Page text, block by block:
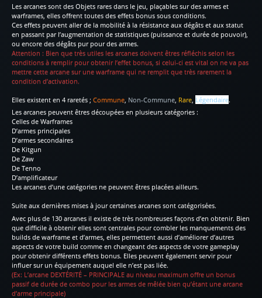
Les arcanes sont des Objets rares dans le jeu, plaçables sur des armes et
warframes, elles offrent toutes des effets bonus sous conditions.
Ces effets peuvent aller de la mobilité à la résistance aux dégâts et aux statut
en passant par l’augmentation de statistiques (puissance et durée de pouvoir),
ou encore des dégâts pur pour des armes.
Attention : Bien que très utiles les arcanes doivent êtres réfléchis selon les
conditions à remplir pour obtenir l’effet bonus, si celui-ci est vital on ne va pas
mettre cette arcane sur une warframe qui ne remplit que très rarement la
condition d’activation.
Elles existent en 4 raretés ; Commune Non-Commune Rare Légendaire.
Les arcanes peuvent êtres découpées en plusieurs catégories :
Celles de Warframes
D’armes principales
D’armes secondaires
De Kitgun
De Zaw
De Tenno
D’amplificateur
Les arcanes d’une catégories ne peuvent êtres placées ailleurs.
Suite aux dernières mises à jour certaines arcanes sont catégorisées.
Avec plus de 130 arcanes il existe de très nombreuses façons d’en obtenir. Bien
que difficile à obtenir elles sont centrales pour combler les manquements des
builds de warframe et d’armes, elles permettent aussi d’améliorer d’autres
aspects de votre build comme en changeant des aspects de votre gameplay
pour obtenir différents effets bonus. Elles peuvent également servir pour
influer sur un équipement auquel elle n’est pas liée.
(Ex: L’arcane DEXTÉRITÉ – PRINCIPALE au niveau maximum offre un bonus
passif de durée de combo pour les armes de mêlée bien qu’étant une arcane
d’arme principale)